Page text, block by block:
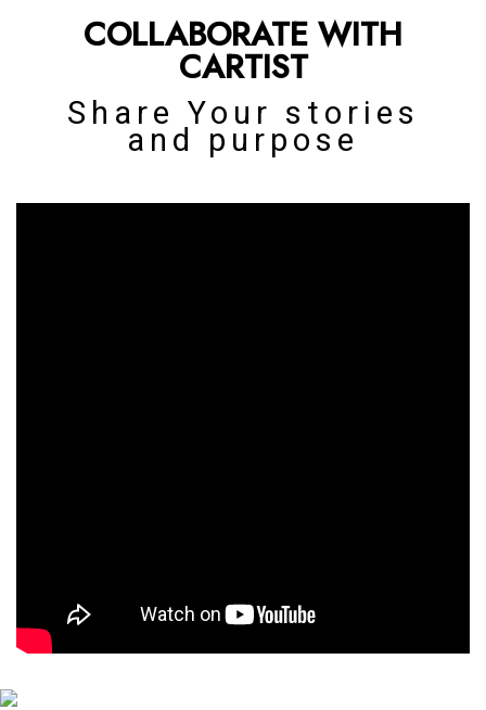
Restoring and preserving the
automobile history of india
COLLABORATE WITH
CARTIST
Share Your stories
and purpose